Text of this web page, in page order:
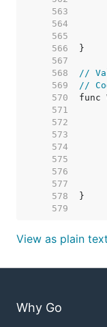
   563
   564
   565
   566
   567
   568
//
   569
//
   570
   571
   572
   573
   574
   575
   576
   577
   578
   579
View as plain text
Why Go